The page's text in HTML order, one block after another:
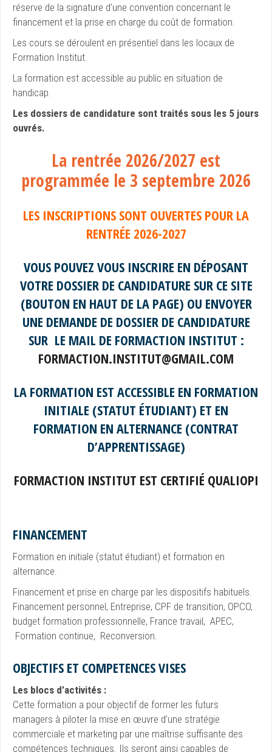
réserve de la signature d’une convention concernant le
financement et la prise en charge du coût de formation.
Les cours se déroulent en présentiel dans les locaux de
Formation Institut.
La formation est accessible au public en situation de
handicap.
Les dossiers de candidature sont traités sous les 5 jours
ouvrés.
La rentrée 2026/2027 est
programmée le 3 septembre 2026
LES INSCRIPTIONS SONT OUVERTES POUR LA
RENTRÉE 2026-2027
VOUS POUVEZ VOUS INSCRIRE EN DÉPOSANT
VOTRE DOSSIER DE CANDIDATURE SUR CE SITE
(BOUTON EN HAUT DE LA PAGE) OU ENVOYER
UNE DEMANDE DE DOSSIER DE CANDIDATURE
SUR LE MAIL DE FORMACTION INSTITUT :
FORMACTION.INSTITUT@GMAIL.COM
LA FORMATION EST ACCESSIBLE EN FORMATION
INITIALE (STATUT ÉTUDIANT) ET EN
FORMATION EN ALTERNANCE (CONTRAT
D’APPRENTISSAGE)
FORMACTION INSTITUT EST CERTIFIÉ QUALIOPI
FINANCEMENT
Formation en initiale (statut étudiant) et formation en
alternance.
Financement et prise en charge par les dispositifs habituels.
Financement personnel, Entreprise, CPF de transition, OPCO,
budget formation professionnelle, France travail, APEC,
Formation continue, Reconversion.
OBJECTIFS ET COMPETENCES VISES
Les blocs d’activités :
Cette formation a pour objectif de former les futurs
managers à piloter la mise en œuvre d’une stratégie
commerciale et marketing par une maîtrise suffisante des
compétences techniques. Ils seront ainsi capables de